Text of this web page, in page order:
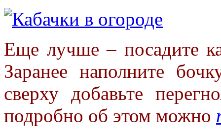
Еще лучше – посадите
Заранее наполните
сверху добавьте
подробно об этом можно